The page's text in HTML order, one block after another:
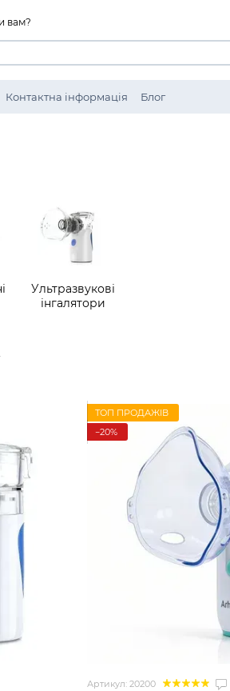
вам?
Контактна інформація
Блог
Ультразвукові
інгалятори
ТОП ПРОДАЖІВ
−20%
Артикул: 20200